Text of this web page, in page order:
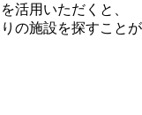
活用いただくと、
の施設を探すことが